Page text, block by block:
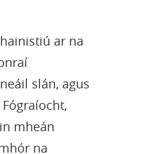
ar na
slán, agus
mheán
na